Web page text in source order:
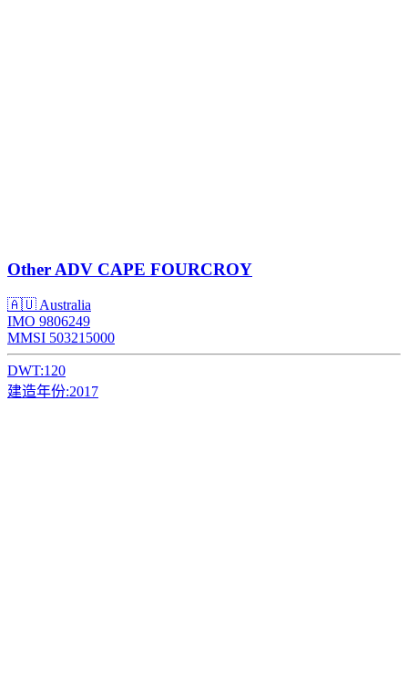
Other ADV CAPE FOURCROY
🇦🇺 Australia
IMO 9806249
MMSI 503215000
DWT:120
建造年份:2017